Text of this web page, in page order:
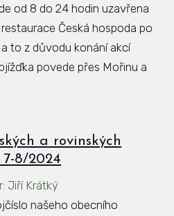
od 8 do 24 hodin uzavřena
Česká hospoda po
to z důvodu konání akcí
povede přes Mořinu a
a rovinských
8/2024
: Jiří Krátký
našeho obecního